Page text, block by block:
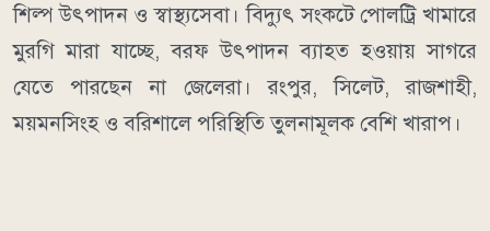
শিল্প উৎপাদন ও স্বাস্থ্যসেবা। বিদ্যুৎ সংকটে পোলট্রি খামারে
মুরগি মারা যাচ্ছে, বরফ উৎপাদন ব্যাহত হওয়ায় সাগরে
যেতে পারছেন না জেলেরা। রংপুর, সিলেট, রাজশাহী,
ময়মনসিংহ ও বরিশালে পরিস্থিতি তুলনামূলক বেশি খারাপ।